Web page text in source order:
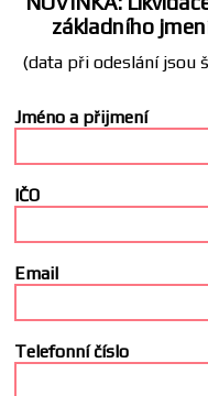
základního
(data při odeslání jsou
Jméno a přijmení
IČO
Email
Telefonní číslo